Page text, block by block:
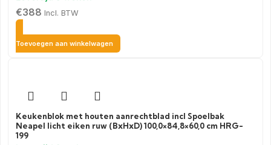
€388 Incl. BTW
Toevoegen aan winkelwagen
Keukenblok met houten aanrechtblad incl Spoelbak
Neapel licht eiken ruw (BxHxD) 100,0×84,8×60,0 cm HRG-
199